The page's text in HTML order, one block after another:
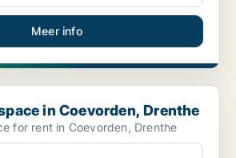
Meer info
Coevorden, Drenthe
in Coevorden, Drenthe
for rent in Coevorden, Drenthe